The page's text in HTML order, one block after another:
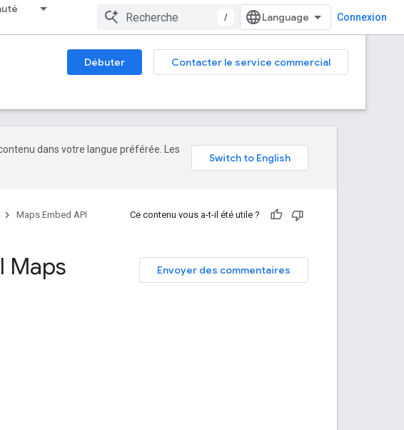
/ Connexion
Débuter
Contacter le service commercial
dans votre langue préférée. Les
Maps Embed API
Ce contenu vous a-t-il été utile ?
Envoyer des commentaires
Maps